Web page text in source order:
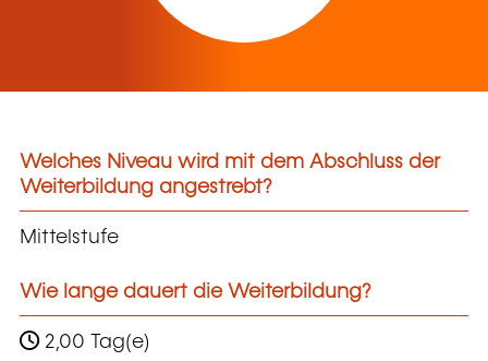
Welches Niveau wird mit dem Abschluss der
Weiterbildung angestrebt?
Mittelstufe
Wie lange dauert die Weiterbildung?
2,00 Tag(e)